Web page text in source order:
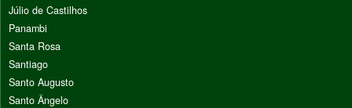
Júlio de Castilhos
Panambi
Santa Rosa
Santiago
Santo Augusto
Santo Ângelo